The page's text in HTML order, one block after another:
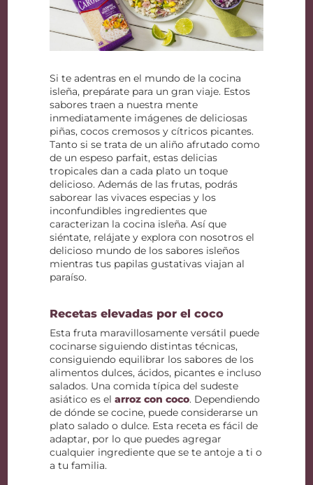
Si te adentras en el mundo de la cocina
isleña, prepárate para un gran viaje. Estos
sabores traen a nuestra mente
inmediatamente imágenes de deliciosas
piñas, cocos cremosos y cítricos picantes.
Tanto si se trata de un aliño afrutado como
de un espeso parfait, estas delicias
tropicales dan a cada plato un toque
delicioso. Además de las frutas, podrás
saborear las vivaces especias y los
inconfundibles ingredientes que
caracterizan la cocina isleña. Así que
siéntate, relájate y explora con nosotros el
delicioso mundo de los sabores isleños
mientras tus papilas gustativas viajan al
paraíso.
Recetas elevadas por el coco
Esta fruta maravillosamente versátil puede
cocinarse siguiendo distintas técnicas,
consiguiendo equilibrar los sabores de los
alimentos dulces, ácidos, picantes e incluso
salados. Una comida típica del sudeste
asiático es elarroz con coco. Dependiendo
de dónde se cocine, puede considerarse un
plato salado o dulce. Esta receta es fácil de
adaptar, por lo que puedes agregar
cualquier ingrediente que se te antoje a ti o
a tu familia.